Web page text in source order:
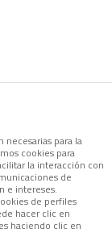
necesarias para la
cookies para
la interacción con
de
e intereses.
de perfiles
hacer clic en
haciendo clic en